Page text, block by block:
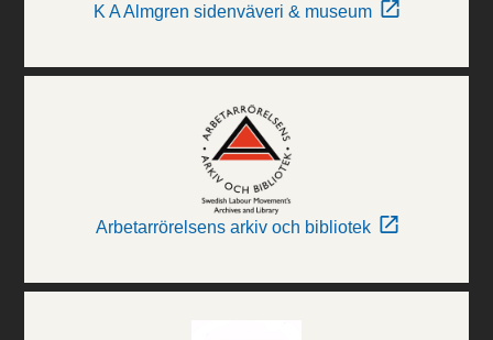
K A Almgren sidenväveri & museum
Arbetarrörelsens arkiv och bibliotek